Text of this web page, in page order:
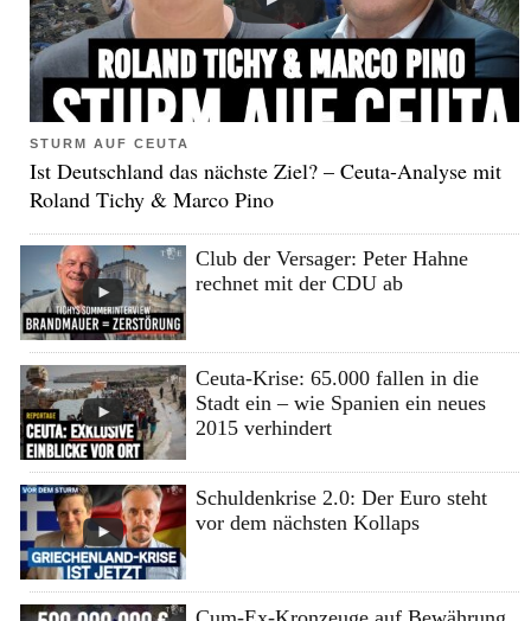
STURM AUF CEUTA
Ist Deutschland das nächste Ziel? – Ceuta-Analyse mit
Roland Tichy & Marco Pino
Club der Versager: Peter Hahne
rechnet mit der CDU ab
Ceuta-Krise: 65.000 fallen in die
Stadt ein – wie Spanien ein neues
2015 verhindert
Schuldenkrise 2.0: Der Euro steht
vor dem nächsten Kollaps